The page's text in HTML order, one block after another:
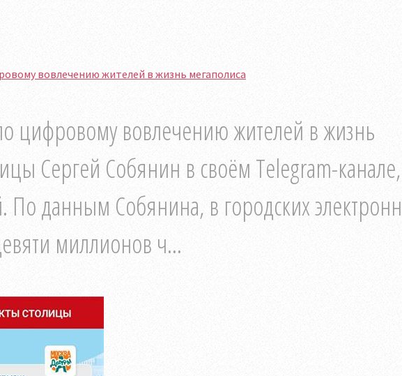
вовлечению жителей в жизнь мегаполиса
вовлечению жителей в жизнь
Сергей Собянин в своём Telegram-канале,
По данным Собянина, в городских
миллионов ч...